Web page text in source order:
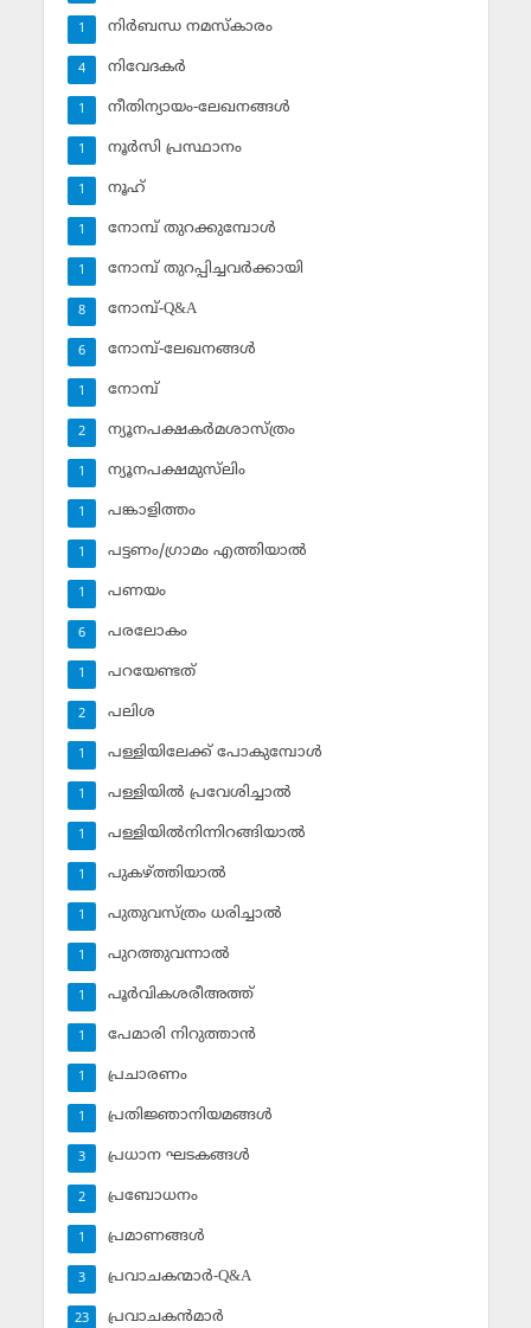
നിര്‍ബന്ധ നമസ്‌കാരം
1
നിവേദകര്‍
4
നീതിന്യായം-ലേഖനങ്ങള്‍
1
നൂര്‍സി പ്രസ്ഥാനം
1
നൂഹ്‌
1
നോമ്പ് തുറക്കുമ്പോള്‍
1
നോമ്പ് തുറപ്പിച്ചവര്‍ക്കായി
1
നോമ്പ്-Q&A
8
നോമ്പ്-ലേഖനങ്ങള്‍
6
നോമ്പ്‌
1
ന്യൂനപക്ഷകര്‍മശാസ്ത്രം
2
ന്യൂനപക്ഷമുസ്‌ലിം
1
പങ്കാളിത്തം
1
പട്ടണം/ഗ്രാമം എത്തിയാല്‍
1
പണയം
1
പരലോകം
6
പറയേണ്ടത്
1
പലിശ
2
പള്ളിയിലേക്ക് പോകുമ്പോള്‍
1
പള്ളിയില്‍ പ്രവേശിച്ചാല്‍
1
പള്ളിയില്‍നിന്നിറങ്ങിയാല്‍
1
പുകഴ്ത്തിയാല്‍
1
പുതുവസ്ത്രം ധരിച്ചാല്‍
1
പുറത്തുവന്നാല്‍
1
പൂര്‍വികശരീഅത്ത്
1
പേമാരി നിറുത്താന്‍
1
പ്രചാരണം
1
പ്രതിജ്ഞാനിയമങ്ങള്‍
1
പ്രധാന ഘടകങ്ങള്‍
3
പ്രബോധനം
2
പ്രമാണങ്ങള്‍
1
പ്രവാചകന്മാര്‍-Q&A
3
പ്രവാചകന്‍മാര്‍
23